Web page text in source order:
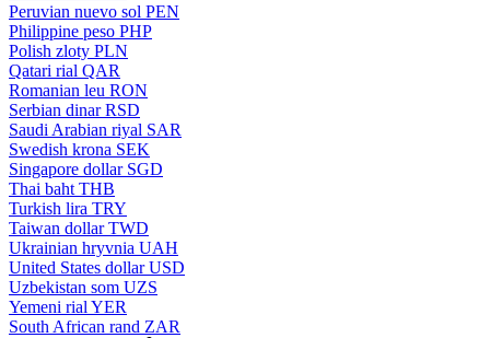
Peruvian nuevo sol PEN
Philippine peso PHP
Polish zloty PLN
Qatari rial QAR
Romanian leu RON
Serbian dinar RSD
Saudi Arabian riyal SAR
Swedish krona SEK
Singapore dollar SGD
Thai baht THB
Turkish lira TRY
Taiwan dollar TWD
Ukrainian hryvnia UAH
United States dollar USD
Uzbekistan som UZS
Yemeni rial YER
South African rand ZAR